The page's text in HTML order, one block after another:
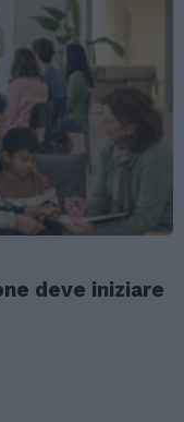
deve iniziare